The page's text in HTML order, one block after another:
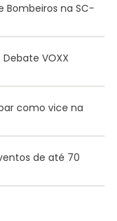
Bombeiros na SC-
VOXX
como vice na
de até 70